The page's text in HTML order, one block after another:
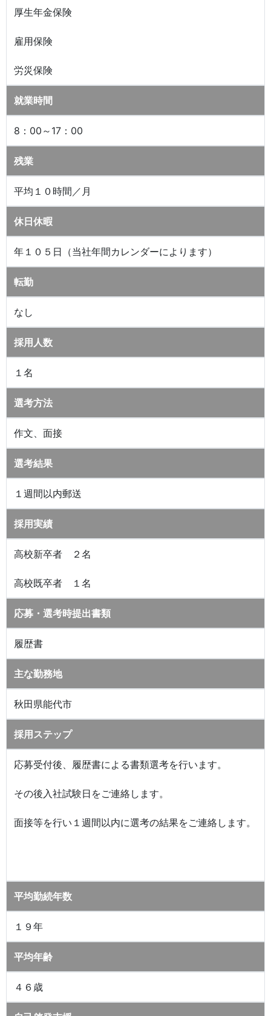
厚生年金保険
雇用保険
労災保険
就業時間
8：00～17：00
残業
平均１０時間／月
休日休暇
年１０５日（当社年間カレンダーによります）
転勤
なし
採用人数
１名
選考方法
作文、面接
選考結果
１週間以内郵送
採用実績
高校新卒者 ２名
高校既卒者 １名
応募・選考時提出書類
履歴書
主な勤務地
秋田県能代市
採用ステップ
応募受付後、履歴書による書類選考を行います。
その後入社試験日をご連絡します。
面接等を行い１週間以内に選考の結果をご連絡します。
平均勤続年数
１９年
平均年齢
４６歳